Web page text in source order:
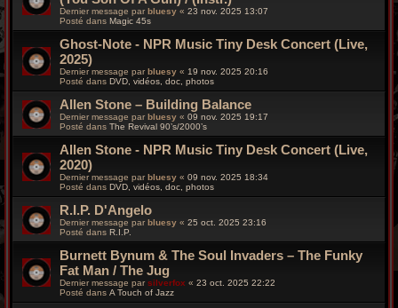
Dernier message par bluesy « 23 nov. 2025 13:07
Posté dans Magic 45s
Ghost-Note - NPR Music Tiny Desk Concert (Live,
2025)
Dernier message par bluesy « 19 nov. 2025 20:16
Posté dans DVD, vidéos, doc, photos
Allen Stone – Building Balance
Dernier message par bluesy « 09 nov. 2025 19:17
Posté dans The Revival 90’s/2000’s
Allen Stone - NPR Music Tiny Desk Concert (Live,
2020)
Dernier message par bluesy « 09 nov. 2025 18:34
Posté dans DVD, vidéos, doc, photos
R.I.P. D'Angelo
Dernier message par bluesy « 25 oct. 2025 23:16
Posté dans R.I.P.
Burnett Bynum & The Soul Invaders – The Funky
Fat Man / The Jug
Dernier message par silverfox « 23 oct. 2025 22:22
Posté dans A Touch of Jazz